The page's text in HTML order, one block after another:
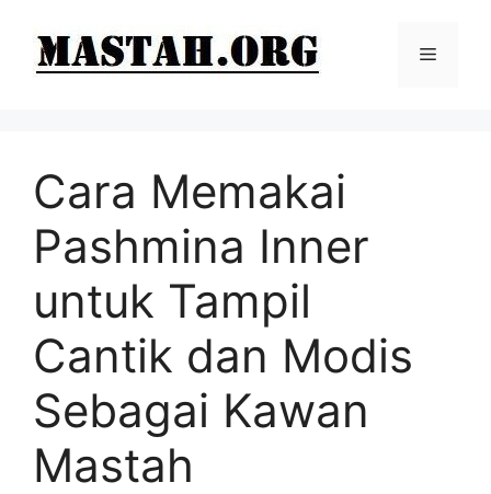
Menu
Cara Memakai
Pashmina Inner
untuk Tampil
Cantik dan Modis
Sebagai Kawan
Mastah